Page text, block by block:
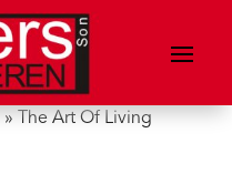
» The Art Of Living